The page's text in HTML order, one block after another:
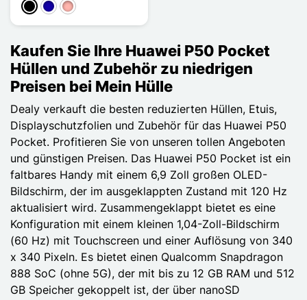
SchwarzDunkelblau
Roségold
Kaufen Sie Ihre Huawei P50 Pocket
Hüllen und Zubehör zu niedrigen
Preisen bei Mein Hülle
Dealy verkauft die besten reduzierten Hüllen, Etuis,
Displayschutzfolien und Zubehör für das Huawei P50
Pocket. Profitieren Sie von unseren tollen Angeboten
und günstigen Preisen. Das Huawei P50 Pocket ist ein
faltbares Handy mit einem 6,9 Zoll großen OLED-
Bildschirm, der im ausgeklappten Zustand mit 120 Hz
aktualisiert wird. Zusammengeklappt bietet es eine
Konfiguration mit einem kleinen 1,04-Zoll-Bildschirm
(60 Hz) mit Touchscreen und einer Auflösung von 340
x 340 Pixeln. Es bietet einen Qualcomm Snapdragon
888 SoC (ohne 5G), der mit bis zu 12 GB RAM und 512
GB Speicher gekoppelt ist, der über nanoSD